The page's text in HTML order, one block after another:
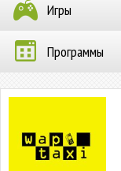
Игры
Программы